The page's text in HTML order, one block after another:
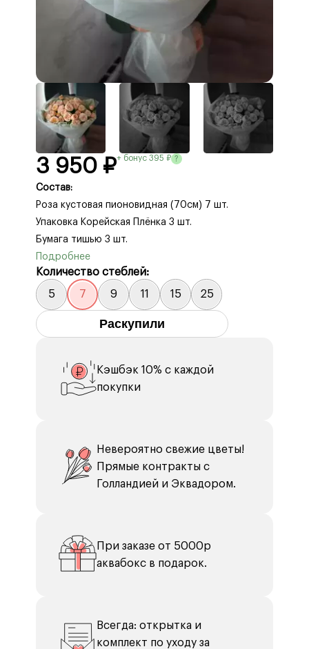
3 950 ₽+ бонус 395 ₽ ?
Состав:
Роза кустовая пионовидная (70см) 7 шт.
Упаковка Корейская Плёнка 3 шт.
Бумага тишью 3 шт.
Количество стеблей:
5
7 9 11 15 25
Раскупили
Кэшбэк 10% с каждой
покупки
Невероятно свежие цветы!
Прямые контракты с
Голландией и Эквадором.
При заказе от 5000р
аквабокс в подарок.
Всегда: открытка и
комплект по уходу за